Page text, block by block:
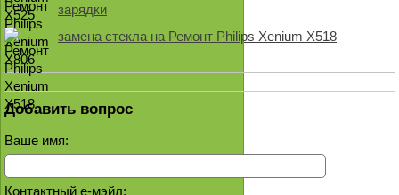
зарядки
замена стекла на Ремонт Philips Xenium X518
Добавить вопрос
Ваше имя:
Контактный е-мэйл: